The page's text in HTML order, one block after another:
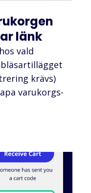
länk
vald
krävs)
varukorgs-